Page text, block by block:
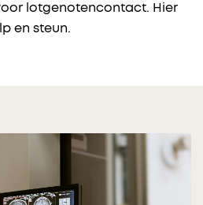
lotgenotencontact. Hier
en steun.